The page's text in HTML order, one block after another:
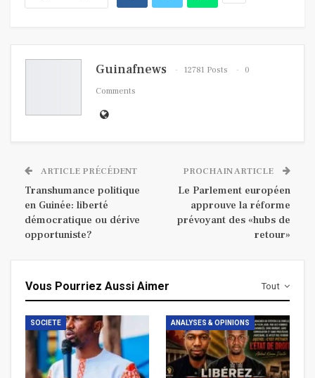
Guinafnews 12781 Posts
0
Comments
ARTICLE PRÉCÉDENT
Transhumance politique
en Guinée: liberté
démocratique ou dérive
opportuniste?
PROCHAIN ARTICLE
Le Parlement européen
approuve la réforme
prévoyant des «hubs de
retour»
Tout
Vous Pourriez Aussi Aimer
SOCIETE ANALYSES & OPINIONS